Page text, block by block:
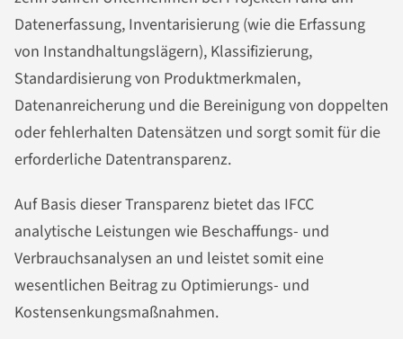
Datenerfassung, Inventarisierung (wie die Erfassung
von Instandhaltungslägern), Klassifizierung,
Standardisierung von Produktmerkmalen,
Datenanreicherung und die Bereinigung von doppelten
oder fehlerhalten Datensätzen und sorgt somit für die
erforderliche Datentransparenz.
Auf Basis dieser Transparenz bietet das IFCC
analytische Leistungen wie Beschaffungs- und
Verbrauchsanalysen an und leistet somit eine
wesentlichen Beitrag zu Optimierungs- und
Kostensenkungsmaßnahmen.